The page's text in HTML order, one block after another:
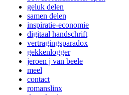
geluk delen
samen delen
inspiratie-economie
digitaal handschrift
vertragingsparadox
gekkenlogger
jeroen j van beele
meel
contact
romanslinx